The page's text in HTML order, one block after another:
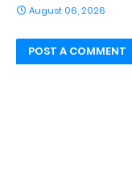
August 06, 2026
POST A COMMENT